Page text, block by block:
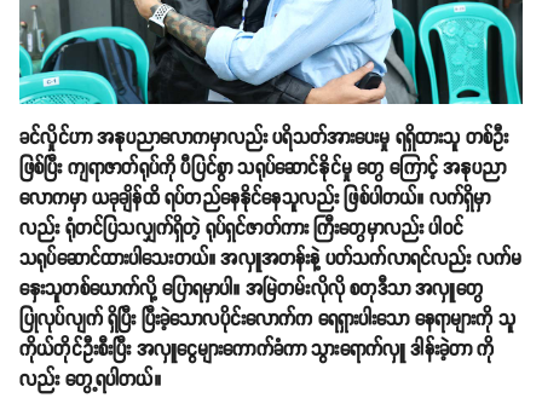
ခင်လှိုင်ဟာ အနုပညာလောကမှာလည်း ပရိသတ်အားပေးမှု ရရှိထားသူ တစ်ဦး
ဖြစ်ပြီး ကျရာဇာတ်ရုပ်ကို ပီပြင်စွာ သရုပ်ဆောင်နိုင်မှု တွေ ကြောင့် အနုပညာ
လောကမှာ ယခုချိန်ထိ ရပ်တည်နေနိုင်နေသူလည်း ဖြစ်ပါတယ်။ လက်ရှိမှာ
လည်း ရုံတင်ပြသလျှက်ရှိတဲ့ ရုပ်ရှင်ဇာတ်ကား ကြီးတွေမှာလည်း ပါဝင်
သရုပ်ဆောင်ထားပါသေးတယ်။ အလှူအတန်းနဲ့ ပတ်သက်လာရင်လည်း လက်မ
နှေးသူတစ်ယောက်လို့ ပြောရမှာပါ။ အမြဲတမ်းလိုလို စတုဒီသာ အလှူတွေ
ပြုလုပ်လျက် ရှိပြီး ပြီးခဲ့သောလပိုင်းလောက်က ရေရှားပါးသော နေရာများကို သူ
ကိုယ်တိုင်ဦးစီးပြီး အလှူငွေများကောက်ခံကာ သွားရောက်လှူ ဒါန်းခဲ့တာ ကို
လည်း တွေ့ရပါတယ်။